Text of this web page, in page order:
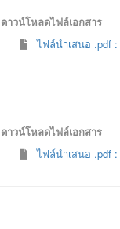
ดาวน์โหลดไฟล์เอกสาร
ไฟล์นำเสนอ .pdf :
ดาวน์โหลดไฟล์เอกสาร
ไฟล์นำเสนอ .pdf :